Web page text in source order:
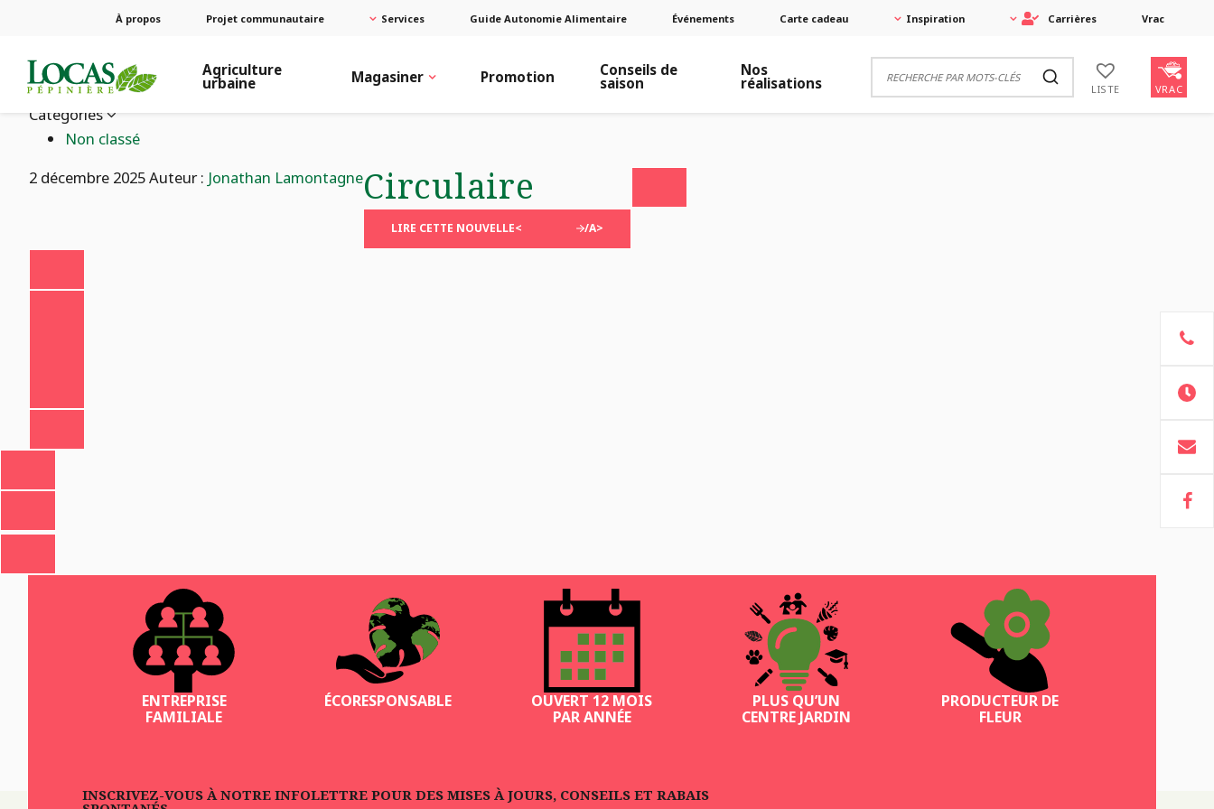
À propos Projet communautaire Services Guide Autonomie Alimentaire Événements Carte cadeau Inspiration Carrières Vrac
Agriculture
urbaine Magasiner Promotion Conseils de
saison
Nos
réalisations LISTE VRAC
Catégories
Non classé
2 décembre 2025Auteur : Jonathan LamontagneCirculaire
LIRE CETTE NOUVELLE< /A>
ENTREPRISE
FAMILIALE
ÉCORESPONSABLE
OUVERT 12 MOIS
PAR ANNÉE
PLUS QU’UN
CENTRE JARDIN
PRODUCTEUR DE
FLEUR
INSCRIVEZ-VOUS À NOTRE INFOLETTRE POUR DES MISES À JOURS, CONSEILS ET RABAIS